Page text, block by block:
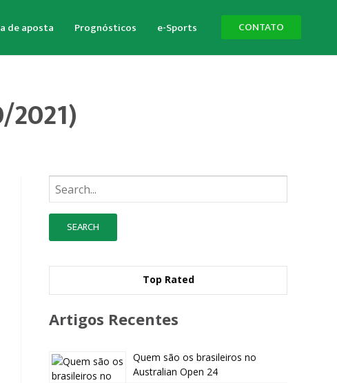
de aposta Prognósticos e-Sports CONTATO
Busque:
Top Rated
Artigos Recentes
Quem são os brasileiros no
Australian Open 24